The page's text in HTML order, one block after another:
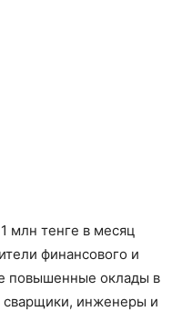
млн тенге в месяц
финансового и
повышенные оклады в
сварщики, инженеры и